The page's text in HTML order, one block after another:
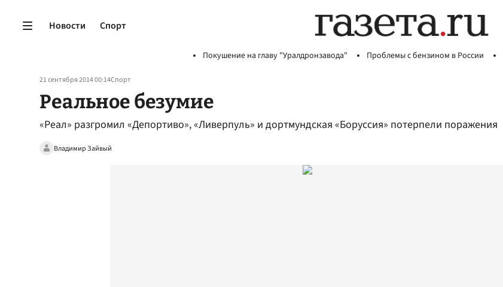
Новости Спорт
Покушение на главу "Уралдронзавода" Проблемы с бензином в России
21 сентября 2014 00:14Спорт
Реальное безумие
«Реал» разгромил «Депортиво», «Ливерпуль» и дортмундская «Боруссия» потерпели поражения
Владимир Зайвый